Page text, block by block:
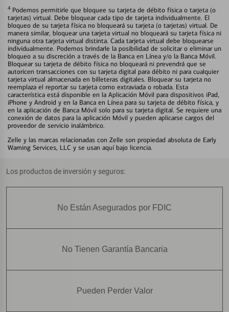
4 Podemos permitirle que bloquee su tarjeta de débito física o tarjeta (o
tarjetas) virtual. Debe bloquear cada tipo de tarjeta individualmente. El
bloqueo de su tarjeta física no bloqueará su tarjeta (o tarjetas) virtual. De
manera similar, bloquear una tarjeta virtual no bloqueará su tarjeta física ni
ninguna otra tarjeta virtual distinta. Cada tarjeta virtual debe bloquearse
individualmente. Podemos brindarle la posibilidad de solicitar o eliminar un
bloqueo a su discreción a través de la Banca en Línea y/o la Banca Móvil.
Bloquear su tarjeta de débito física no bloqueará ni prevendrá que se
autoricen transacciones con su tarjeta digital para débito ni para cualquier
tarjeta virtual almacenada en billeteras digitales. Bloquear su tarjeta no
reemplaza el reportar su tarjeta como extraviada o robada. Esta
característica está disponible en la Aplicación Móvil para dispositivos iPad,
iPhone y Android y en la Banca en Línea para su tarjeta de débito física, y
en la aplicación de Banca Móvil solo para su tarjeta digital. Se requiere una
conexión de datos para la aplicación Móvil y pueden aplicarse cargos del
proveedor de servicio inalámbrico.
Zelle y las marcas relacionadas con Zelle son propiedad absoluta de Early
Warning Services, LLC y se usan aquí bajo licencia.
Los productos de inversión y seguros:
No Están Asegurados por FDIC
No Tienen Garantía Bancaria
Pueden Perder Valor